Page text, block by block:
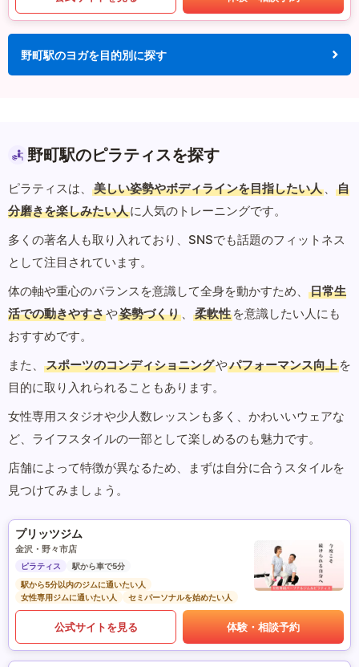
野町駅のヨガを目的別に探す
野町駅のピラティスを探す
ピラティスは、 美しい姿勢やボディラインを目指したい人 、
自
分磨きを楽しみたい人に人気のトレーニングです。
多くの著名人も取り入れており、SNSでも話題のフィットネス
として注目されています。
体の軸や重心のバランスを意識して全身を動かすため、
日常生
活での動きやすさや姿勢づくり 、 柔軟性 を意識したい人にも
おすすめです。
また、
スポーツのコンディショニングやパフォーマンス向上 を
目的に取り入れられることもあります。
女性専用スタジオや少人数レッスンも多く、かわいいウェアな
ど、ライフスタイルの一部として楽しめるのも魅力です。
店舗によって特徴が異なるため、まずは自分に合うスタイルを
見つけてみましょう。
プリッツジム
金沢・野々市店
ピラティス
駅から車で5分
駅から5分以内のジムに通いたい人
女性専用ジムに通いたい人
セミパーソナルを始めたい人
公式サイトを見る 体験・相談予約